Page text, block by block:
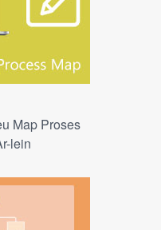
Map Proses
lein